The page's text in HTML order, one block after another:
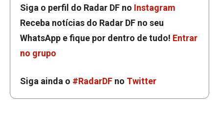
Siga o perfil do Radar DF no Instagram
Receba notícias do Radar DF no seu
WhatsApp e fique por dentro de tudo! Entrar
no grupo
Siga ainda o #RadarDF no Twitter